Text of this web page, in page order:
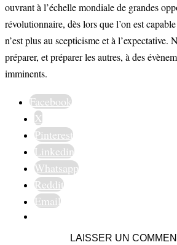
ouvrant à l’échelle mondiale de grandes
révolutionnaire, dès lors que l’on est
n’est plus au scepticisme et à l’expectative.
préparer, et préparer les autres, à des
imminents.
Facebook
X
Pinterest
Linkedin
Whatsapp
Reddit
Email
LAISSER UN